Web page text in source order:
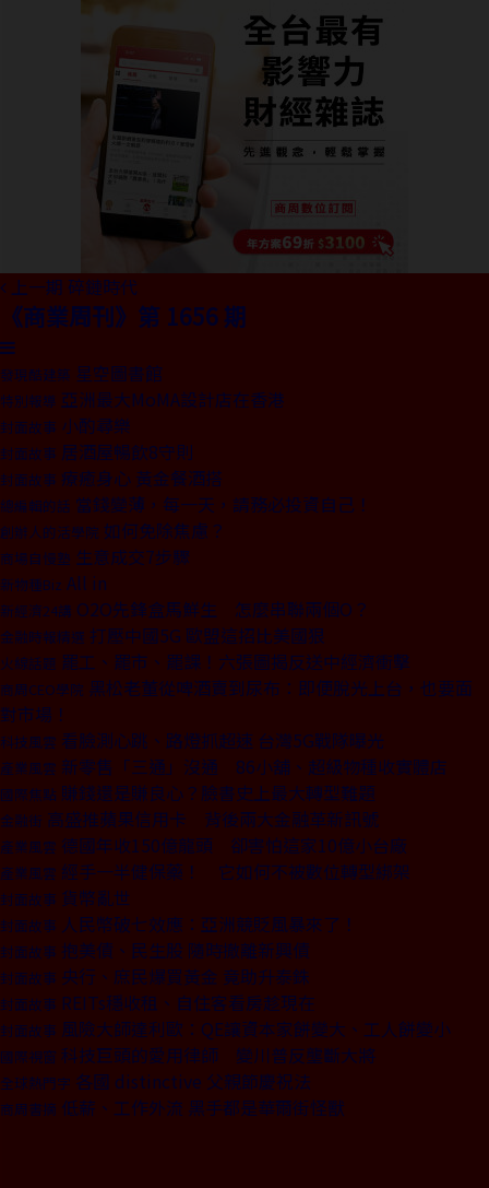
上一期 碎鏈時代
《商業周刊》第 1656 期
發現酷建築 星空圖書館
特別報導 亞洲最大MoMA設計店在香港
封面故事 小酌尋樂
封面故事 居酒屋暢飲8守則
封面故事 療癒身心 黃金餐酒搭
總編輯的話 當錢變薄，每一天，請務必投資自己！
創辦人的活學院 如何免除焦慮？
商場自慢塾 生意成交7步驟
新物種Biz All in
新經濟24講 O2O先鋒盒馬鮮生 怎麼串聯兩個O？
金融時報精選 打壓中國5G 歐盟這招比美國狠
火線話題 罷工、罷市、罷課！六張圖揭反送中經濟衝擊
商周CEO學院 黑松老董從啤酒賣到尿布：即便脫光上台，也要面
對市場！
科技風雲 看臉測心跳、路燈抓超速 台灣5G戰隊曝光
產業風雲 新零售「三通」沒通 86小舖、超級物種收實體店
國際焦點 賺錢還是賺良心？臉書史上最大轉型難題
金融街 高盛推蘋果信用卡 背後兩大金融革新訊號
產業風雲 德國年收150億龍頭 卻害怕這家10億小台廠
產業風雲 經手一半健保藥！ 它如何不被數位轉型綁架
封面故事 貨幣亂世
封面故事 人民幣破七效應：亞洲競貶風暴來了！
封面故事 抱美債、民生股 隨時撤離新興債
封面故事 央行、庶民爆買黃金 竟助升泰銖
封面故事 REITs穩收租、自住客看房趁現在
封面故事 風險大師達利歐：QE讓資本家餅變大、工人餅變小
國際視窗 科技巨頭的愛用律師 變川普反壟斷大將
全球熱門字 各國 distinctive 父親節慶祝法
商周書摘 低薪、工作外流 黑手都是華爾街怪獸